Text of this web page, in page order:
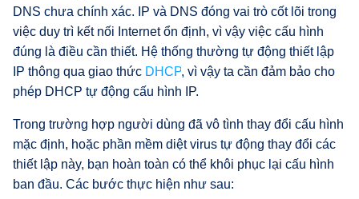
DNS chưa chính xác. IP và DNS đóng vai trò cốt lõi trong
việc duy trì kết nối Internet ổn định, vì vậy việc cấu hình
đúng là điều cần thiết. Hệ thống thường tự động thiết lập
IP thông qua giao thức DHCP, vì vậy ta cần đảm bảo cho
phép DHCP tự động cấu hình IP.
Trong trường hợp người dùng đã vô tình thay đổi cấu hình
mặc định, hoặc phần mềm diệt virus tự động thay đổi các
thiết lập này, bạn hoàn toàn có thể khôi phục lại cấu hình
ban đầu. Các bước thực hiện như sau: